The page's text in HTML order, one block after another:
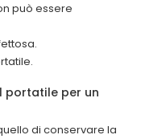
può essere
portatile per un
di conservare la